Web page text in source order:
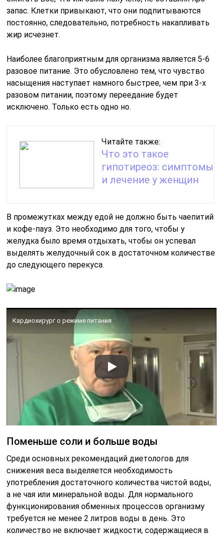
запас. Клетки привыкают, что они подпитываются
постоянно, следовательно, потребность накапливать
жир исчезнет.
Наиболее благоприятным для организма является 5-6
разовое питание. Это обусловлено тем, что чувство
насыщения наступает намного быстрее, чем при 3-х
разовом питании, поэтому переедание будет
исключено. Только есть одно но.
Читайте также:
Что это такое
гипотиреоз: симптомы
и лечение у женщин
В промежутках между едой не должно быть чаепитий
и кофе-пауз. Это необходимо для того, чтобы у
желудка было время отдыхать, чтобы он успевал
выделять желудочный сок в достаточном количестве
до следующего перекуса.
Кардиохирург о режиме питания
Поменьше соли и больше воды
Среди основных рекомендаций диетологов для
снижения веса выделяется необходимость
употребления достаточного количества чистой воды,
а не чая или минеральной воды. Для нормального
функционирования обменных процессов организму
требуется не менее 2 литров воды в день. Это
количество не включает жидкости, содержащиеся в